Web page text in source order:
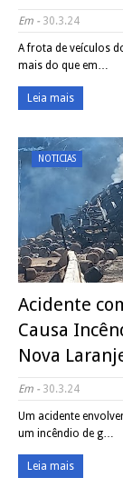
Em - 30.3.24
A frota de veículos
mais do que em…
Leia mais
NOTICIAS
Acidente
Causa
Nova
Em - 30.3.24
Um acidente
um incêndio de g…
Leia mais